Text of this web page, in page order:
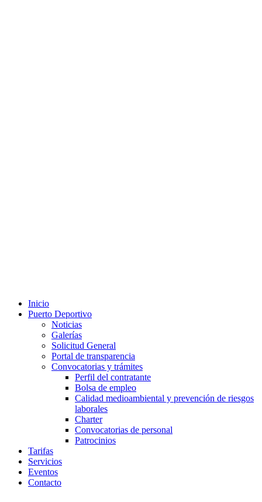
Inicio
Puerto Deportivo
Noticias
Galerías
Solicitud General
Portal de transparencia
Convocatorias y trámites
Perfil del contratante
Bolsa de empleo
Calidad medioambiental y prevención de riesgos
laborales
Charter
Convocatorias de personal
Patrocinios
Tarifas
Servicios
Eventos
Contacto